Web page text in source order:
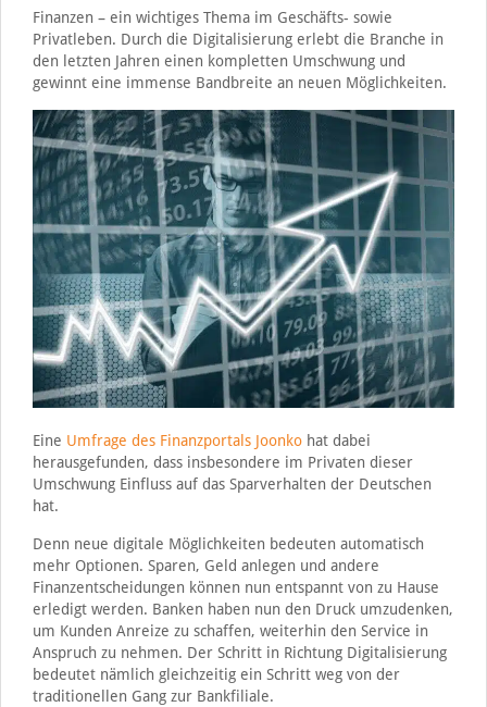
Finanzen – ein wichtiges Thema im Geschäfts- sowie
Privatleben. Durch die Digitalisierung erlebt die Branche in
den letzten Jahren einen kompletten Umschwung und
gewinnt eine immense Bandbreite an neuen Möglichkeiten.
Eine Umfrage des Finanzportals Joonkohat dabei
herausgefunden, dass insbesondere im Privaten dieser
Umschwung Einfluss auf das Sparverhalten der Deutschen
hat.
Denn neue digitale Möglichkeiten bedeuten automatisch
mehr Optionen. Sparen, Geld anlegen und andere
Finanzentscheidungen können nun entspannt von zu Hause
erledigt werden. Banken haben nun den Druck umzudenken,
um Kunden Anreize zu schaffen, weiterhin den Service in
Anspruch zu nehmen. Der Schritt in Richtung Digitalisierung
bedeutet nämlich gleichzeitig ein Schritt weg von der
traditionellen Gang zur Bankfiliale.